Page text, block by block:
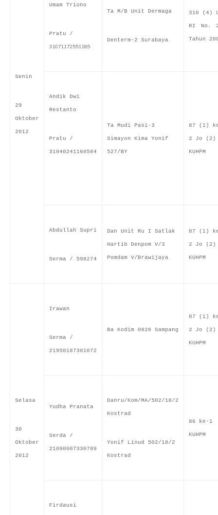
Senin
29
Oktober
2012
Umam Triono
Pratu /
31071172551185
Ta M/B Unit Dermaga
Denterm-2 Surabaya
310 (4)
RI No.
Tahun
Andik Dwi
Restanto
Pratu /
31040241160584
Ta Mudi Pasi-3
Simayon Kima Yonif
527/BY
87 (1)
2 Jo (2)
KUHPM
Abdullah Supri
Serma / 598274
Dan Unit Ru I Satlak
Hartib Denpom V/3
Pomdam V/Brawijaya
87 (1)
2 Jo (2)
KUHPM
Selasa
30
Oktober
2012
Irawan
Serma /
21950187301072
Ba Kodim 0828 Sampang
87 (1)
2 Jo (2)
KUHPM
Yudha Pranata
Serda /
21090007330789
Danru/Kom/MA/502/18/2
Kostrad
Yonif Linud 502/18/2
Kostrad
86 ke-1
KUHPM
Firdausi